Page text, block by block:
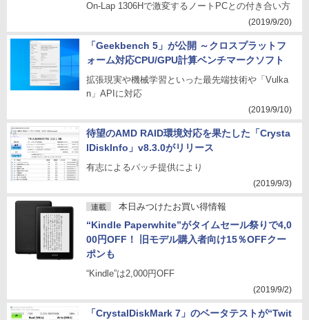
On-Lap 1306Hで激変するノートPCとの付き合い方
(2019/9/20)
「Geekbench 5」が公開 ～クロスプラットフ
ォーム対応CPU/GPU計算ベンチマークソフト
拡張現実や機械学習といった最先端技術や「Vulka
n」APIに対応
(2019/9/10)
待望のAMD RAID環境対応を果たした「Crysta
lDiskInfo」v8.3.0がリリース
有志によるパッチ提供により
(2019/9/3)
連載 本日みつけたお買い得情報
“Kindle Paperwhite”がタイムセール祭りで4,0
00円OFF！ 旧モデル購入者向け15％OFFクー
ポンも
“Kindle”は2,000円OFF
(2019/9/2)
「CrystalDiskMark 7」のベータテストが“Twit